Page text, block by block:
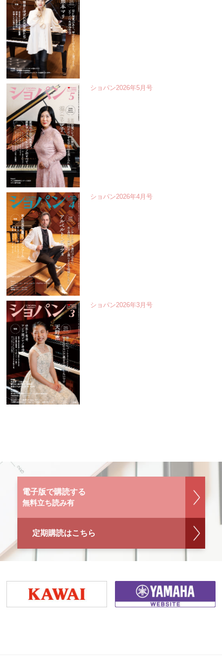
ショパン2026年5月号
ショパン2026年4月号
ショパン2026年3月号
電子版で購読する
無料立ち読み有
定期購読はこちら